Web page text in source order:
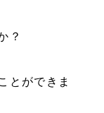
？
とができま